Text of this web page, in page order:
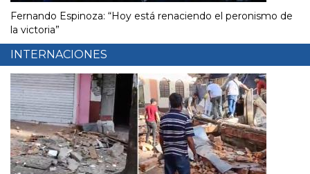
Fernando Espinoza: “Hoy está renaciendo el peronismo de
la victoria”
INTERNACIONES